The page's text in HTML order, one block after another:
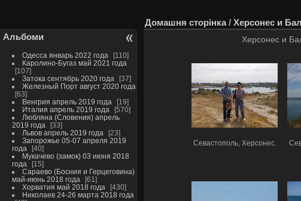
Альбоми
Одесса январь 2022 года
110
Каролино-Бугаз май 2021 года
107
Затока сентябрь 2020 года
37
Железный Порт август 2020 года
63
Венгрия апрель 2019 года
19
Италия апрель 2019 года
570
Любляна (Словения) апрель
2019 года
33
Львов апрель 2019 года
23
Запорожье 05-07 апреля 2019
года
40
Мукачево (замок) 03 июня 2018
года
15
Сараево (Босния и Герцеговина)
май-июнь 2018 года
61
Хорватия май 2018 года
430
Николаев 24-26 марта 2018 года
Домашня сторінка/ Херсонес и
Херсонес и
Севастополь, Херсонес.